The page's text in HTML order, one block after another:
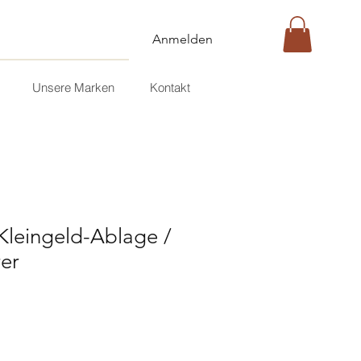
Anmelden
Unsere Marken Kontakt
Ablage /